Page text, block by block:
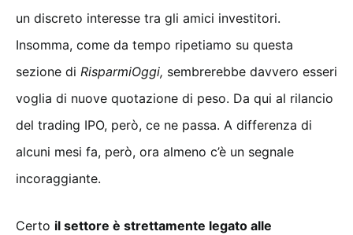
un discreto interesse tra gli amici investitori.
Insomma, come da tempo ripetiamo su questa
sezione di RisparmiOggi, sembrerebbe davvero esseri
voglia di nuove quotazione di peso. Da qui al rilancio
del trading IPO, però, ce ne passa. A differenza di
alcuni mesi fa, però, ora almeno c’è un segnale
incoraggiante.
Certo il settore è strettamente legato alle